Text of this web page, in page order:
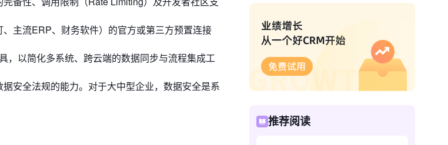
主流ERP、财务软件）的官方或第三方预置连接
，以简化多系统、跨云端的数据同步与流程集成工
安全法规的能力。对于大中型企业，数据安全是系
推荐阅读